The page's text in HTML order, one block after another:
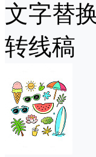
文字替
转线稿